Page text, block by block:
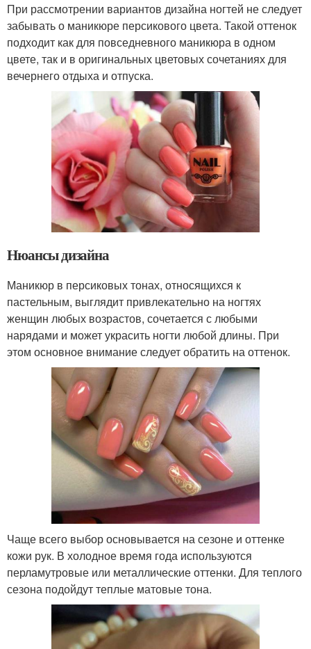
При рассмотрении вариантов дизайна ногтей не следует
забывать о маникюре персикового цвета. Такой оттенок
подходит как для повседневного маникюра в одном
цвете, так и в оригинальных цветовых сочетаниях для
вечернего отдыха и отпуска.
Нюансы дизайна
Маникюр в персиковых тонах, относящихся к
пастельным, выглядит привлекательно на ногтях
женщин любых возрастов, сочетается с любыми
нарядами и может украсить ногти любой длины. При
этом основное внимание следует обратить на оттенок.
Чаще всего выбор основывается на сезоне и оттенке
кожи рук. В холодное время года используются
перламутровые или металлические оттенки. Для теплого
сезона подойдут теплые матовые тона.